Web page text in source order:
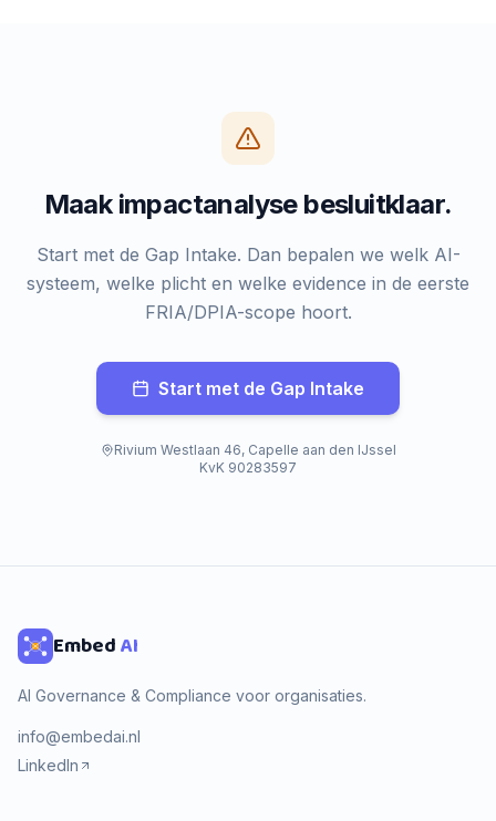
Maak impactanalyse besluitklaar.
Start met de Gap Intake. Dan bepalen we welk AI-
systeem, welke plicht en welke evidence in de eerste
FRIA/DPIA-scope hoort.
Start met de Gap Intake
Rivium Westlaan 46, Capelle aan den IJssel
KvK 90283597
EmbedAI
AI Governance & Compliance voor organisaties.
info@embedai.nl
LinkedIn